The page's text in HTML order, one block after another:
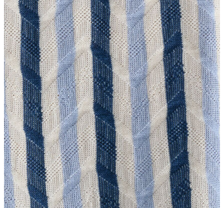
ERKEK
ERKEK
Jean Pantolon
Pantolon
Sweatshirt
Gömlek
Ceket
Eşofman Altı
T-shirt
Polo K.Kol
Hırka
Kazak
Mont
Kaban
Trenchcoat
Kadın
Kadın
Öne Çıkanlar
Öne Çıkanlar
Yaz Ürünleri
İndirimdekiler